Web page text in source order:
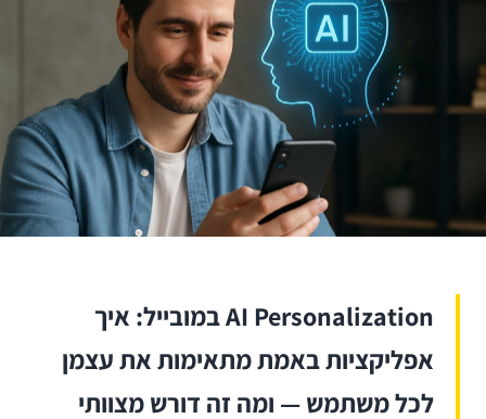
AI Personalization במובייל: איך
אפליקציות באמת מתאימות את עצמן
לכל משתמש — ומה זה דורש מצוותי